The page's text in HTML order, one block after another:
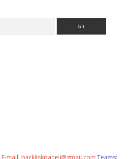
E-mail: backlinkpaneli@gmail.com Teams: